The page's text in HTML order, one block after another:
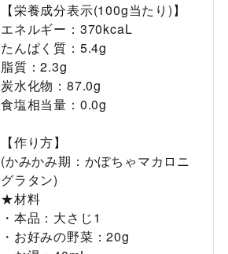
【栄養成分表示(100g当たり)】
エネルギー：370kcaL
たんぱく質：5.4g
脂質：2.3g
炭水化物：87.0g
食塩相当量：0.0g
【作り方】
(かみかみ期：かぼちゃマカロニ
グラタン)
★材料
・本品：大さじ1
・お好みの野菜：20g